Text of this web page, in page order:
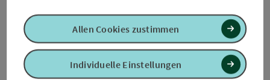
Mögliche Anreisetermine
Montag, Dienstag und Mittwoch
Buchen / AnfrageIndividuelle Einstellungen
Allen Cookies zustimmen